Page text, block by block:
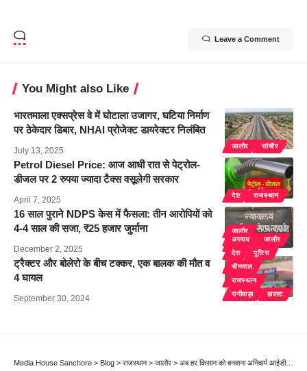
Leave a Comment
You Might also Like
जालौर सांचौर
भारतमाला एक्सप्रेस वे में घोटाला उजागर, घटिया निर्माण
पर ठेकेदार डिबार, NHAI प्रोजेक्ट डायरेक्टर निलंबित
July 13, 2025
देश राजस्थान
Petrol Diesel Price: आज आधी रात से पेट्रोल-
डीजल पर 2 रुपया ज्यादा टैक्स वसूलेगी सरकार
April 7, 2025
जालौर
राजस्थान
16 साल पुराने NDPS केस में फैसला: तीन आरोपियों को
4-4 साल की सजा, ₹25 हजार जुर्माना
December 2, 2025
अपराध
जालौर
देश
पुलिस
भीनमाल
राजस्थान
रानीवाड़ा
हादसा
ट्रैक्टर और बोलेरो के बीच टक्कर, एक बालक की मौत व
4 घायल
September 30, 2024
Media House Sanchore > Blog > राजस्थान> जालौर > अब हर किसान को बनवाना अनिवार्य आईडी कार्ड, बिना इसके नहीं मिलेगी किसान सम्मान निधि, फसल बीमा का फायदा, बैंक से बिना डॉक्यूमेंट ले सकेंगे ऋण